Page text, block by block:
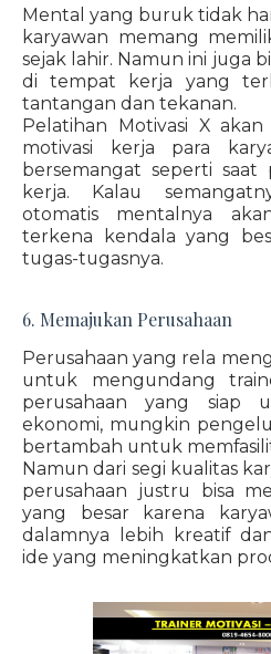
Mental yang buruk tidak
karyawan memang
sejak lahir. Namun ini juga
di tempat kerja yang
tantangan dan tekanan.
Pelatihan Motivasi X
motivasi kerja para
bersemangat seperti saat
kerja. Kalau
otomatis mentalnya
terkena kendala yang
tugas-tugasnya.
6. Memajukan Perusahaan
Perusahaan yang rela
untuk mengundang
perusahaan yang siap
ekonomi, mungkin
bertambah untuk
Namun dari segi kualitas
perusahaan justru bisa
yang besar karena
dalamnya lebih kreatif
ide yang meningkatkan